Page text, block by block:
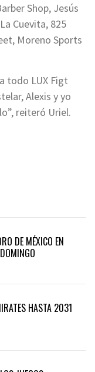
Shop, Jesús
Cuevita, 825
Moreno Sports
todo LUX Figt
Alexis y yo
reiteró Uriel.
DE MÉXICO EN
HASTA 2031